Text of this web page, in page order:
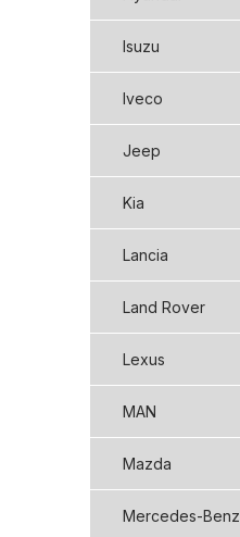
Isuzu
Iveco
Jeep
Kia
Lancia
Land Rover
Lexus
MAN
Mazda
Mercedes-Benz